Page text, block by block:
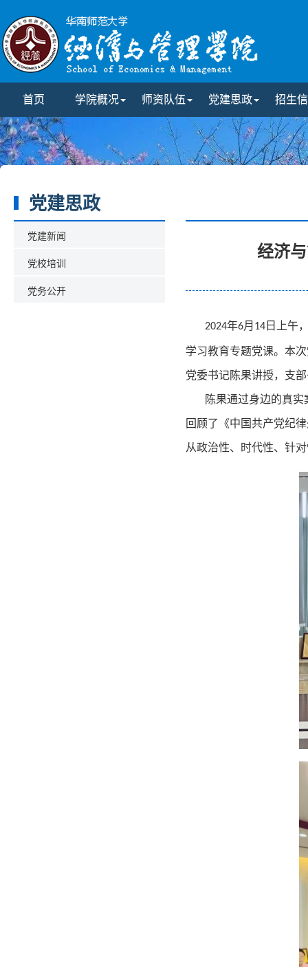
首页 学院概况 师资队伍 党建思政 招生
党建思政
党建新闻
党校培训
党务公开
经济
2024年6月 14 日上午
学习教育专题党课。本
党委书记陈果讲授，支
陈果通过身边的真
回顾了《中国共产党纪
从政治性、时代性、针